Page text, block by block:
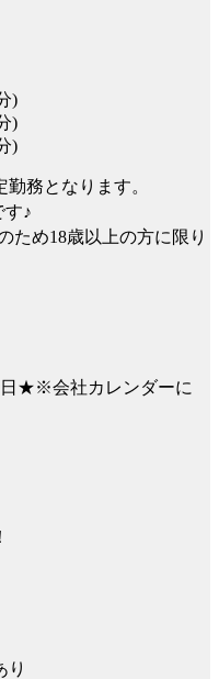
)
)
)
務となります。
♪
ため18歳以上の方に限り
★※会社カレンダーに
り